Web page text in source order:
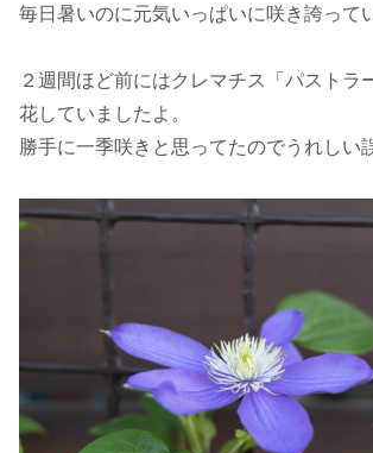
毎日暑いのに元気いっぱいに咲き誇って
２週間ほど前にはクレマチス「パストラ
花していましたよ。
勝手に一季咲きと思ってたのでうれしい